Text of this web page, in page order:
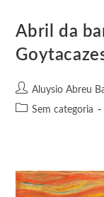
Abril da
Aluysio Abreu
Sem categoria